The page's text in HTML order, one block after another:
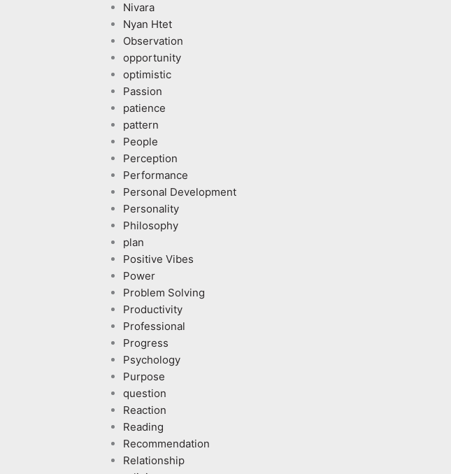
Nivara
Nyan Htet
Observation
opportunity
optimistic
Passion
patience
pattern
People
Perception
Performance
Personal Development
Personality
Philosophy
plan
Positive Vibes
Power
Problem Solving
Productivity
Professional
Progress
Psychology
Purpose
question
Reaction
Reading
Recommendation
Relationship